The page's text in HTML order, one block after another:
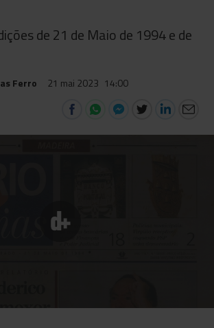
de 21 de Maio de 1994 e de
Ferro 21 mai 2023 14:00